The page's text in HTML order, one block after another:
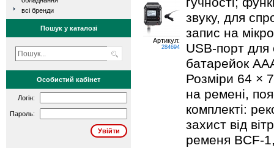
всі бренди
Пошук у каталозі
Особистий кабінет
Логін:
Пароль:
Артикул:
284694
звуку, для
запис на
USB-порт для
батарейок
Розміри 64 ×
на ремені,
комплекті:
захист від
ременя BCF-1,